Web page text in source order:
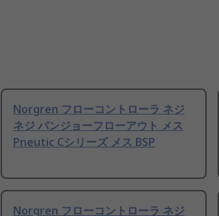
Norgren フローコントローラ ネジ
ネジ バンジョーフローアウト メス
Pneutic Cシリーズ メス BSP
Norgren フローコントローラ ネジ